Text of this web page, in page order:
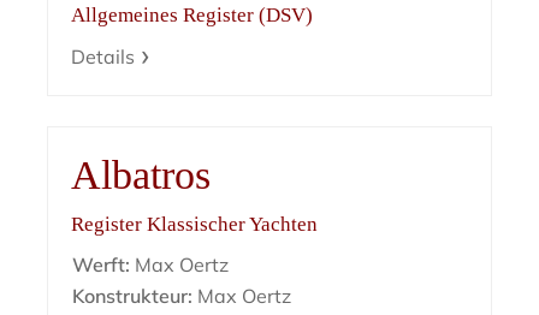
Allgemeines Register (DSV)
Details
Albatros
Register Klassischer Yachten
Werft: Max Oertz
Konstrukteur: Max Oertz